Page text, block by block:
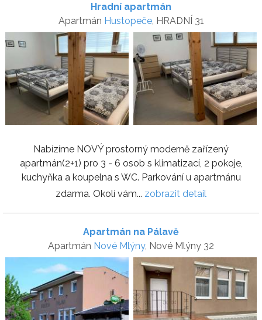
Hradní apartmán
Apartmán Hustopeče, HRADNÍ 31
Nabízíme NOVÝ prostorný moderně zařízený
apartmán(2+1) pro 3 - 6 osob s klimatizací, 2 pokoje,
kuchyňka a koupelna s WC. Parkování u apartmánu
zdarma. Okolí vám... zobrazit detail
Apartmán na Pálavě
Apartmán Nové Mlýny, Nové Mlýny 32